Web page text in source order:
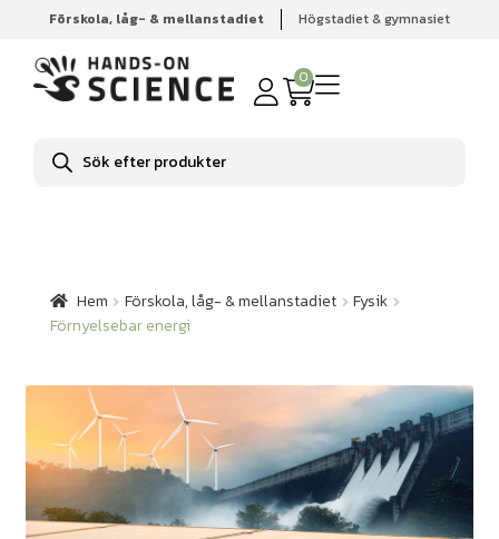
Förskola, låg- & mellanstadiet Högstadiet & gymnasiet
0
Produktsökning
Hem Förskola, låg- & mellanstadiet Fysik
Förnyelsebar
energi
Hem Förskola, låg- & mellanstadiet
Fysik
Förnyelsebar energi